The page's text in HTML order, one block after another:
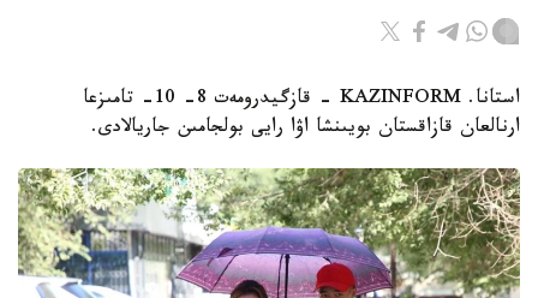
استانا. KAZINFORM - قازگيدرومەت 8- 10- تامىزعا
ارنالعان قازاقستان بويىنشا اۋا رايى بولجامىن جاريالادى.